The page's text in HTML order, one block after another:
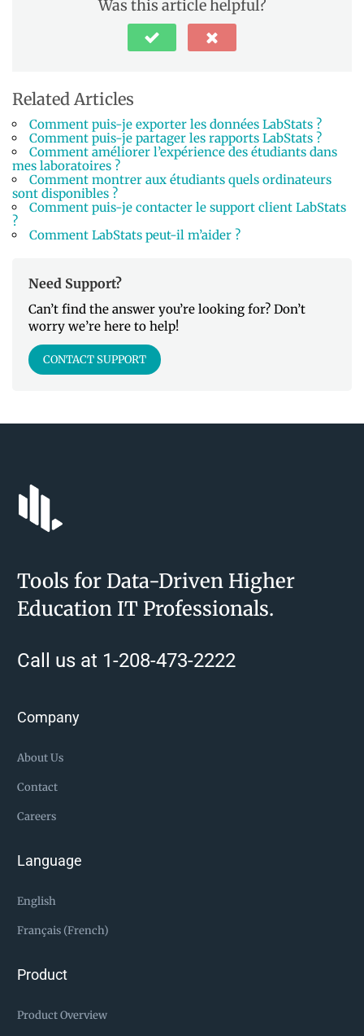
Was this article helpful?
Related Articles
Comment puis-je exporter les données LabStats ?
Comment puis-je partager les rapports LabStats ?
Comment améliorer l’expérience des étudiants dans
mes laboratoires ?
Comment montrer aux étudiants quels ordinateurs
sont disponibles ?
Comment puis-je contacter le support client LabStats
?
Comment LabStats peut-il m’aider ?
Need Support?
Can’t find the answer you’re looking for? Don’t
worry we’re here to help!
CONTACT SUPPORT
Tools for Data-Driven Higher
Education IT Professionals.
Call us at 1-208-473-2222
Company
About Us
Contact
Careers
Language
English
Français (French)
Product
Product Overview